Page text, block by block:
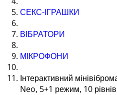
СЕКС-ІГРАШКИ
ВІБРАТОРИ
МІКРОФОНИ
Інтерактивний
Neo, 5+1 режим, 10 рівнів